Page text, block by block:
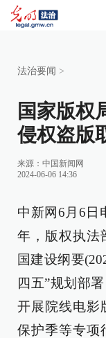
法治要闻 >
国家版权
侵权盗版
来源： 中国新闻网
2024-06-06 14:36
中新网6月6日
年，版权执法
国建设纲要
四五”规划部
开展院线电影
保护季等专项